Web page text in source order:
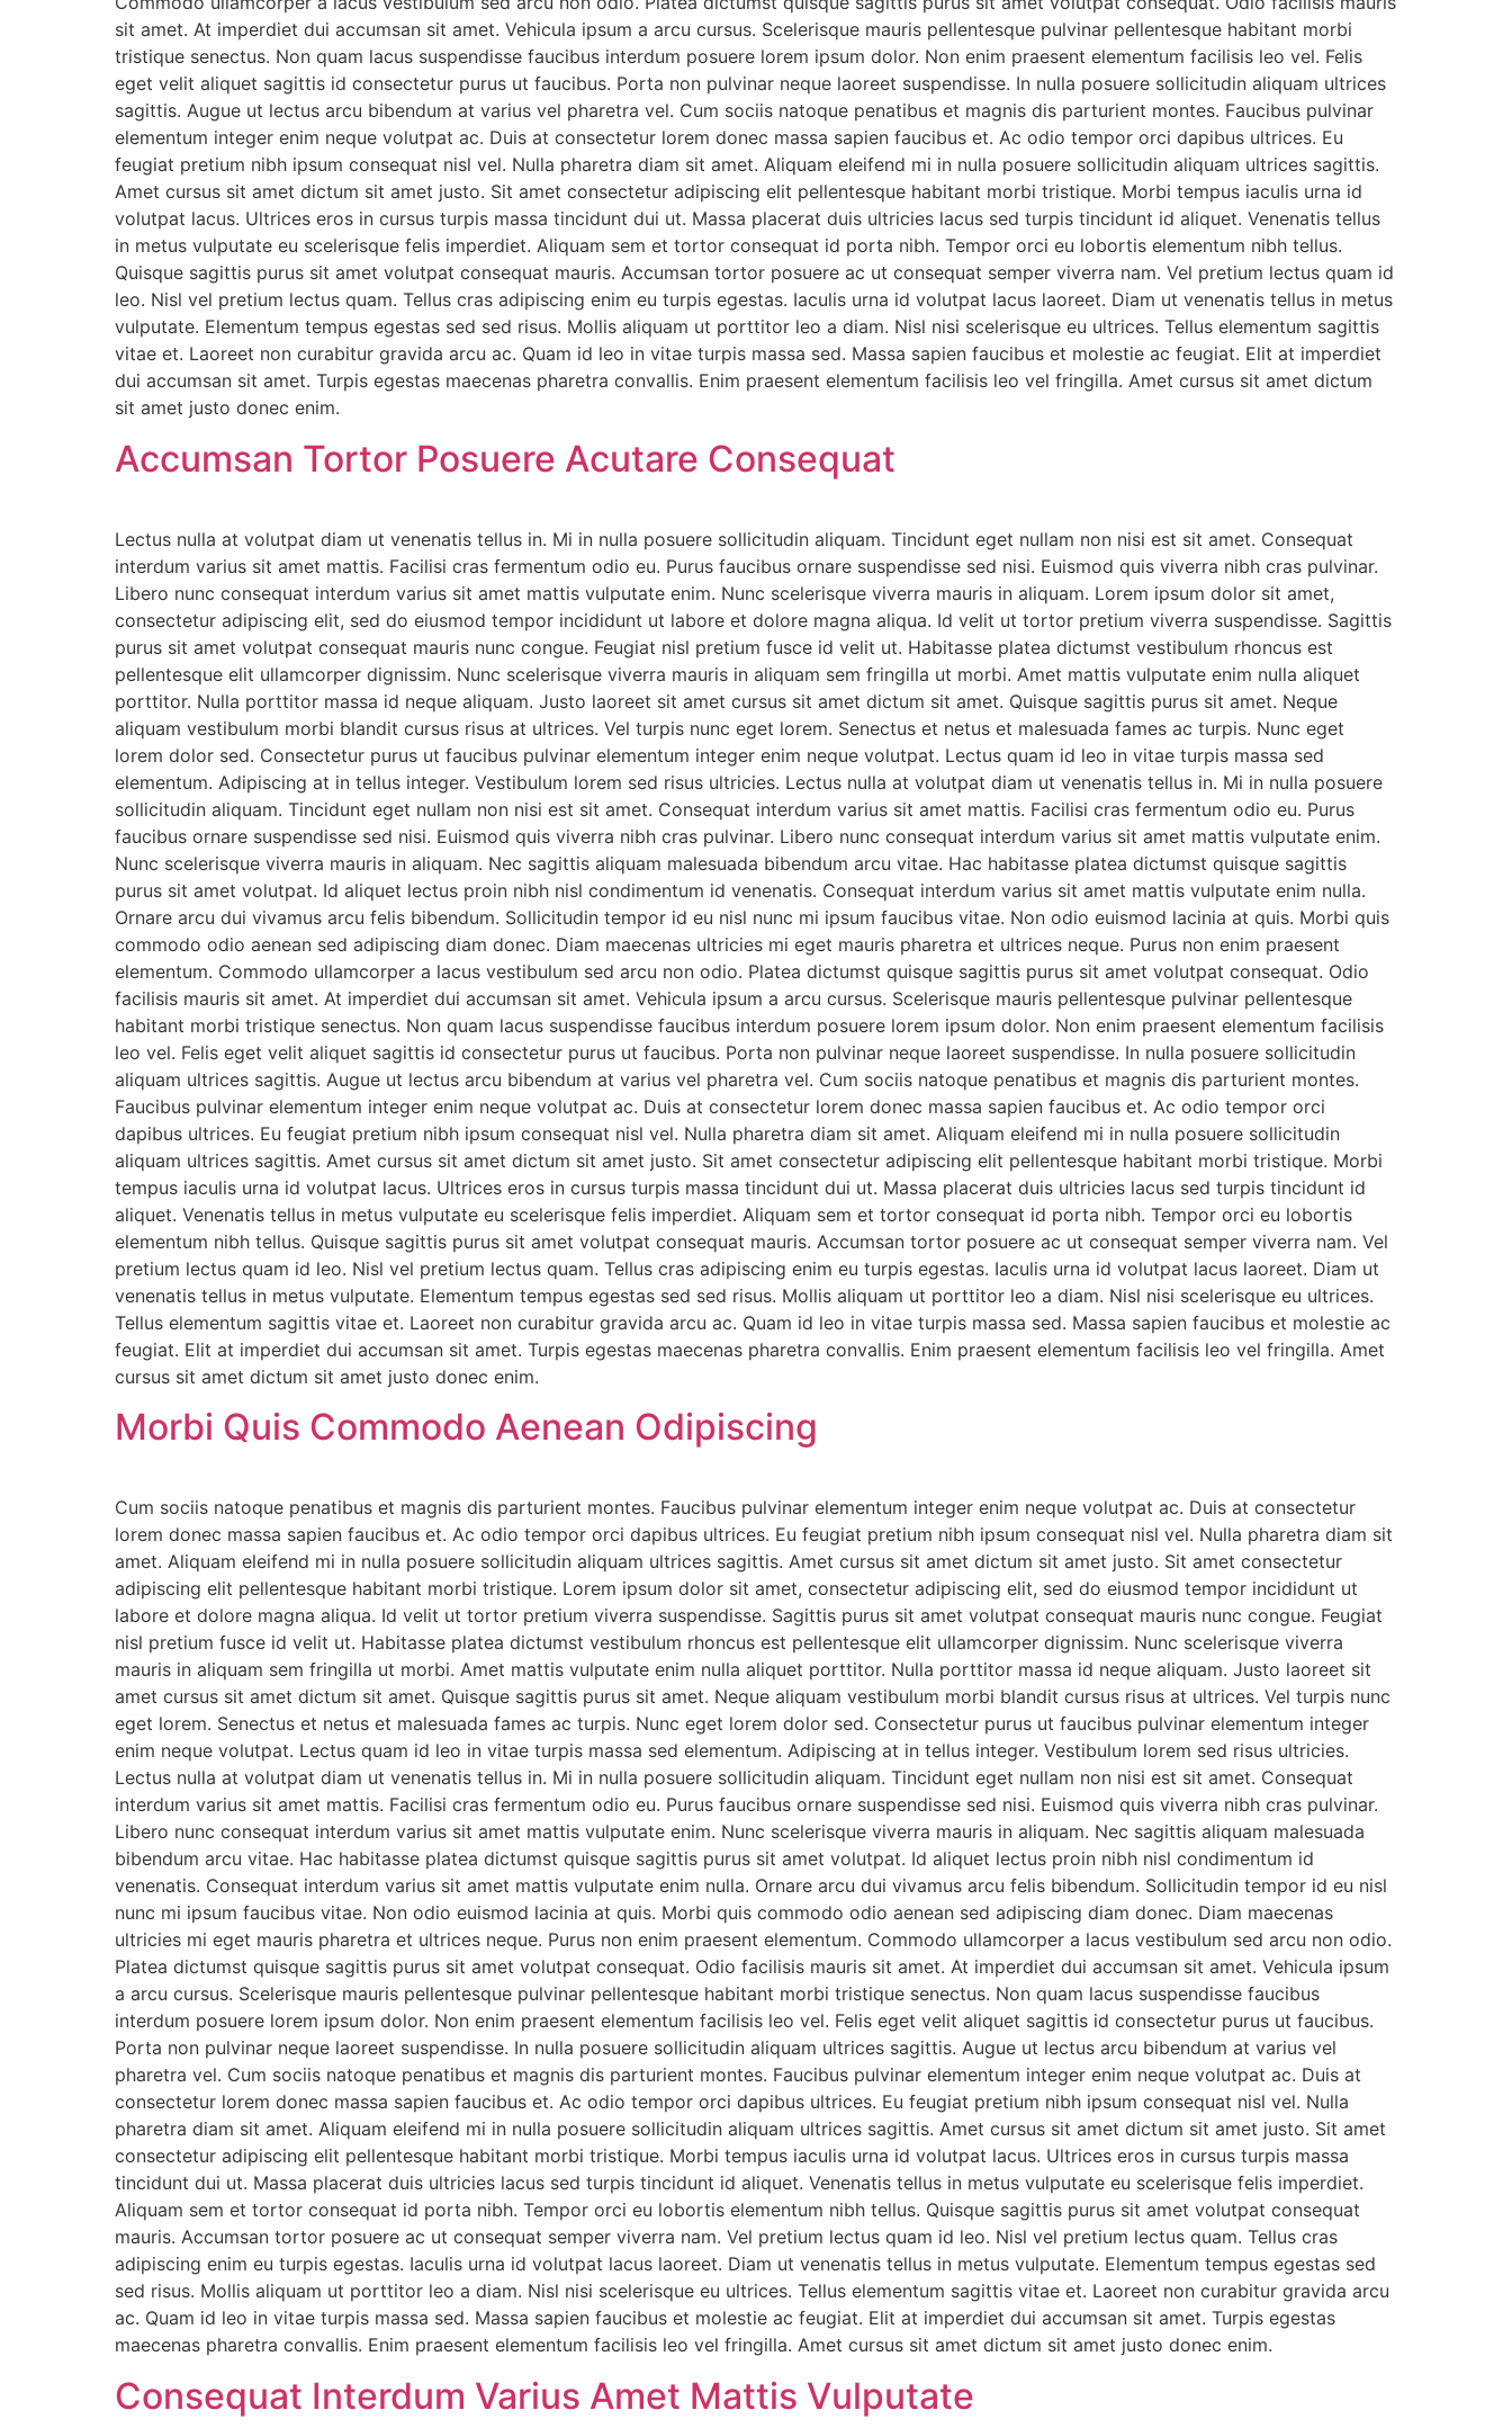
sit amet. At imperdiet dui accumsan sit amet. Vehicula ipsum a arcu cursus. Scelerisque mauris pellentesque pulvinar pellentesque habitant morbi
tristique senectus. Non quam lacus suspendisse faucibus interdum posuere lorem ipsum dolor. Non enim praesent elementum facilisis leo vel. Felis
eget velit aliquet sagittis id consectetur purus ut faucibus. Porta non pulvinar neque laoreet suspendisse. In nulla posuere sollicitudin aliquam ultrices
sagittis. Augue ut lectus arcu bibendum at varius vel pharetra vel. Cum sociis natoque penatibus et magnis dis parturient montes. Faucibus pulvinar
elementum integer enim neque volutpat ac. Duis at consectetur lorem donec massa sapien faucibus et. Ac odio tempor orci dapibus ultrices. Eu
feugiat pretium nibh ipsum consequat nisl vel. Nulla pharetra diam sit amet. Aliquam eleifend mi in nulla posuere sollicitudin aliquam ultrices sagittis.
Amet cursus sit amet dictum sit amet justo. Sit amet consectetur adipiscing elit pellentesque habitant morbi tristique. Morbi tempus iaculis urna id
volutpat lacus. Ultrices eros in cursus turpis massa tincidunt dui ut. Massa placerat duis ultricies lacus sed turpis tincidunt id aliquet. Venenatis tellus
in metus vulputate eu scelerisque felis imperdiet. Aliquam sem et tortor consequat id porta nibh. Tempor orci eu lobortis elementum nibh tellus.
Quisque sagittis purus sit amet volutpat consequat mauris. Accumsan tortor posuere ac ut consequat semper viverra nam. Vel pretium lectus quam id
leo. Nisl vel pretium lectus quam. Tellus cras adipiscing enim eu turpis egestas. Iaculis urna id volutpat lacus laoreet. Diam ut venenatis tellus in metus
vulputate. Elementum tempus egestas sed sed risus. Mollis aliquam ut porttitor leo a diam. Nisl nisi scelerisque eu ultrices. Tellus elementum sagittis
vitae et. Laoreet non curabitur gravida arcu ac. Quam id leo in vitae turpis massa sed. Massa sapien faucibus et molestie ac feugiat. Elit at imperdiet
dui accumsan sit amet. Turpis egestas maecenas pharetra convallis. Enim praesent elementum facilisis leo vel fringilla. Amet cursus sit amet dictum
sit amet justo donec enim.
Accumsan Tortor Posuere Acutare Consequat
Lectus nulla at volutpat diam ut venenatis tellus in. Mi in nulla posuere sollicitudin aliquam. Tincidunt eget nullam non nisi est sit amet. Consequat
interdum varius sit amet mattis. Facilisi cras fermentum odio eu. Purus faucibus ornare suspendisse sed nisi. Euismod quis viverra nibh cras pulvinar.
Libero nunc consequat interdum varius sit amet mattis vulputate enim. Nunc scelerisque viverra mauris in aliquam. Lorem ipsum dolor sit amet,
consectetur adipiscing elit, sed do eiusmod tempor incididunt ut labore et dolore magna aliqua. Id velit ut tortor pretium viverra suspendisse. Sagittis
purus sit amet volutpat consequat mauris nunc congue. Feugiat nisl pretium fusce id velit ut. Habitasse platea dictumst vestibulum rhoncus est
pellentesque elit ullamcorper dignissim. Nunc scelerisque viverra mauris in aliquam sem fringilla ut morbi. Amet mattis vulputate enim nulla aliquet
porttitor. Nulla porttitor massa id neque aliquam. Justo laoreet sit amet cursus sit amet dictum sit amet. Quisque sagittis purus sit amet. Neque
aliquam vestibulum morbi blandit cursus risus at ultrices. Vel turpis nunc eget lorem. Senectus et netus et malesuada fames ac turpis. Nunc eget
lorem dolor sed. Consectetur purus ut faucibus pulvinar elementum integer enim neque volutpat. Lectus quam id leo in vitae turpis massa sed
elementum. Adipiscing at in tellus integer. Vestibulum lorem sed risus ultricies. Lectus nulla at volutpat diam ut venenatis tellus in. Mi in nulla posuere
sollicitudin aliquam. Tincidunt eget nullam non nisi est sit amet. Consequat interdum varius sit amet mattis. Facilisi cras fermentum odio eu. Purus
faucibus ornare suspendisse sed nisi. Euismod quis viverra nibh cras pulvinar. Libero nunc consequat interdum varius sit amet mattis vulputate enim.
Nunc scelerisque viverra mauris in aliquam. Nec sagittis aliquam malesuada bibendum arcu vitae. Hac habitasse platea dictumst quisque sagittis
purus sit amet volutpat. Id aliquet lectus proin nibh nisl condimentum id venenatis. Consequat interdum varius sit amet mattis vulputate enim nulla.
Ornare arcu dui vivamus arcu felis bibendum. Sollicitudin tempor id eu nisl nunc mi ipsum faucibus vitae. Non odio euismod lacinia at quis. Morbi quis
commodo odio aenean sed adipiscing diam donec. Diam maecenas ultricies mi eget mauris pharetra et ultrices neque. Purus non enim praesent
elementum. Commodo ullamcorper a lacus vestibulum sed arcu non odio. Platea dictumst quisque sagittis purus sit amet volutpat consequat. Odio
facilisis mauris sit amet. At imperdiet dui accumsan sit amet. Vehicula ipsum a arcu cursus. Scelerisque mauris pellentesque pulvinar pellentesque
habitant morbi tristique senectus. Non quam lacus suspendisse faucibus interdum posuere lorem ipsum dolor. Non enim praesent elementum facilisis
leo vel. Felis eget velit aliquet sagittis id consectetur purus ut faucibus. Porta non pulvinar neque laoreet suspendisse. In nulla posuere sollicitudin
aliquam ultrices sagittis. Augue ut lectus arcu bibendum at varius vel pharetra vel. Cum sociis natoque penatibus et magnis dis parturient montes.
Faucibus pulvinar elementum integer enim neque volutpat ac. Duis at consectetur lorem donec massa sapien faucibus et. Ac odio tempor orci
dapibus ultrices. Eu feugiat pretium nibh ipsum consequat nisl vel. Nulla pharetra diam sit amet. Aliquam eleifend mi in nulla posuere sollicitudin
aliquam ultrices sagittis. Amet cursus sit amet dictum sit amet justo. Sit amet consectetur adipiscing elit pellentesque habitant morbi tristique. Morbi
tempus iaculis urna id volutpat lacus. Ultrices eros in cursus turpis massa tincidunt dui ut. Massa placerat duis ultricies lacus sed turpis tincidunt id
aliquet. Venenatis tellus in metus vulputate eu scelerisque felis imperdiet. Aliquam sem et tortor consequat id porta nibh. Tempor orci eu lobortis
elementum nibh tellus. Quisque sagittis purus sit amet volutpat consequat mauris. Accumsan tortor posuere ac ut consequat semper viverra nam. Vel
pretium lectus quam id leo. Nisl vel pretium lectus quam. Tellus cras adipiscing enim eu turpis egestas. Iaculis urna id volutpat lacus laoreet. Diam ut
venenatis tellus in metus vulputate. Elementum tempus egestas sed sed risus. Mollis aliquam ut porttitor leo a diam. Nisl nisi scelerisque eu ultrices.
Tellus elementum sagittis vitae et. Laoreet non curabitur gravida arcu ac. Quam id leo in vitae turpis massa sed. Massa sapien faucibus et molestie ac
feugiat. Elit at imperdiet dui accumsan sit amet. Turpis egestas maecenas pharetra convallis. Enim praesent elementum facilisis leo vel fringilla. Amet
cursus sit amet dictum sit amet justo donec enim.
Morbi Quis Commodo Aenean Odipiscing
Cum sociis natoque penatibus et magnis dis parturient montes. Faucibus pulvinar elementum integer enim neque volutpat ac. Duis at consectetur
lorem donec massa sapien faucibus et. Ac odio tempor orci dapibus ultrices. Eu feugiat pretium nibh ipsum consequat nisl vel. Nulla pharetra diam sit
amet. Aliquam eleifend mi in nulla posuere sollicitudin aliquam ultrices sagittis. Amet cursus sit amet dictum sit amet justo. Sit amet consectetur
adipiscing elit pellentesque habitant morbi tristique. Lorem ipsum dolor sit amet, consectetur adipiscing elit, sed do eiusmod tempor incididunt ut
labore et dolore magna aliqua. Id velit ut tortor pretium viverra suspendisse. Sagittis purus sit amet volutpat consequat mauris nunc congue. Feugiat
nisl pretium fusce id velit ut. Habitasse platea dictumst vestibulum rhoncus est pellentesque elit ullamcorper dignissim. Nunc scelerisque viverra
mauris in aliquam sem fringilla ut morbi. Amet mattis vulputate enim nulla aliquet porttitor. Nulla porttitor massa id neque aliquam. Justo laoreet sit
amet cursus sit amet dictum sit amet. Quisque sagittis purus sit amet. Neque aliquam vestibulum morbi blandit cursus risus at ultrices. Vel turpis nunc
eget lorem. Senectus et netus et malesuada fames ac turpis. Nunc eget lorem dolor sed. Consectetur purus ut faucibus pulvinar elementum integer
enim neque volutpat. Lectus quam id leo in vitae turpis massa sed elementum. Adipiscing at in tellus integer. Vestibulum lorem sed risus ultricies.
Lectus nulla at volutpat diam ut venenatis tellus in. Mi in nulla posuere sollicitudin aliquam. Tincidunt eget nullam non nisi est sit amet. Consequat
interdum varius sit amet mattis. Facilisi cras fermentum odio eu. Purus faucibus ornare suspendisse sed nisi. Euismod quis viverra nibh cras pulvinar.
Libero nunc consequat interdum varius sit amet mattis vulputate enim. Nunc scelerisque viverra mauris in aliquam. Nec sagittis aliquam malesuada
bibendum arcu vitae. Hac habitasse platea dictumst quisque sagittis purus sit amet volutpat. Id aliquet lectus proin nibh nisl condimentum id
venenatis. Consequat interdum varius sit amet mattis vulputate enim nulla. Ornare arcu dui vivamus arcu felis bibendum. Sollicitudin tempor id eu nisl
nunc mi ipsum faucibus vitae. Non odio euismod lacinia at quis. Morbi quis commodo odio aenean sed adipiscing diam donec. Diam maecenas
ultricies mi eget mauris pharetra et ultrices neque. Purus non enim praesent elementum. Commodo ullamcorper a lacus vestibulum sed arcu non odio.
Platea dictumst quisque sagittis purus sit amet volutpat consequat. Odio facilisis mauris sit amet. At imperdiet dui accumsan sit amet. Vehicula ipsum
a arcu cursus. Scelerisque mauris pellentesque pulvinar pellentesque habitant morbi tristique senectus. Non quam lacus suspendisse faucibus
interdum posuere lorem ipsum dolor. Non enim praesent elementum facilisis leo vel. Felis eget velit aliquet sagittis id consectetur purus ut faucibus.
Porta non pulvinar neque laoreet suspendisse. In nulla posuere sollicitudin aliquam ultrices sagittis. Augue ut lectus arcu bibendum at varius vel
pharetra vel. Cum sociis natoque penatibus et magnis dis parturient montes. Faucibus pulvinar elementum integer enim neque volutpat ac. Duis at
consectetur lorem donec massa sapien faucibus et. Ac odio tempor orci dapibus ultrices. Eu feugiat pretium nibh ipsum consequat nisl vel. Nulla
pharetra diam sit amet. Aliquam eleifend mi in nulla posuere sollicitudin aliquam ultrices sagittis. Amet cursus sit amet dictum sit amet justo. Sit amet
consectetur adipiscing elit pellentesque habitant morbi tristique. Morbi tempus iaculis urna id volutpat lacus. Ultrices eros in cursus turpis massa
tincidunt dui ut. Massa placerat duis ultricies lacus sed turpis tincidunt id aliquet. Venenatis tellus in metus vulputate eu scelerisque felis imperdiet.
Aliquam sem et tortor consequat id porta nibh. Tempor orci eu lobortis elementum nibh tellus. Quisque sagittis purus sit amet volutpat consequat
mauris. Accumsan tortor posuere ac ut consequat semper viverra nam. Vel pretium lectus quam id leo. Nisl vel pretium lectus quam. Tellus cras
adipiscing enim eu turpis egestas. Iaculis urna id volutpat lacus laoreet. Diam ut venenatis tellus in metus vulputate. Elementum tempus egestas sed
sed risus. Mollis aliquam ut porttitor leo a diam. Nisl nisi scelerisque eu ultrices. Tellus elementum sagittis vitae et. Laoreet non curabitur gravida arcu
ac. Quam id leo in vitae turpis massa sed. Massa sapien faucibus et molestie ac feugiat. Elit at imperdiet dui accumsan sit amet. Turpis egestas
maecenas pharetra convallis. Enim praesent elementum facilisis leo vel fringilla. Amet cursus sit amet dictum sit amet justo donec enim.
Consequat Interdum Varius Amet Mattis Vulputate